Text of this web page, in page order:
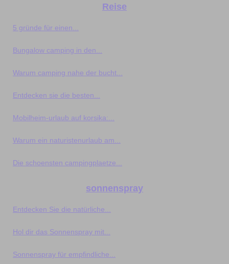
Reise
5 gründe für einen...
Bungalow camping in den...
Warum camping nahe der bucht...
Entdecken sie die besten...
Mobilheim-urlaub auf korsika:...
Warum ein naturistenurlaub am...
Die schoensten campingplaetze...
sonnenspray
Entdecken Sie die natürliche...
Hol dir das Sonnenspray mit...
Sonnenspray für empfindliche...